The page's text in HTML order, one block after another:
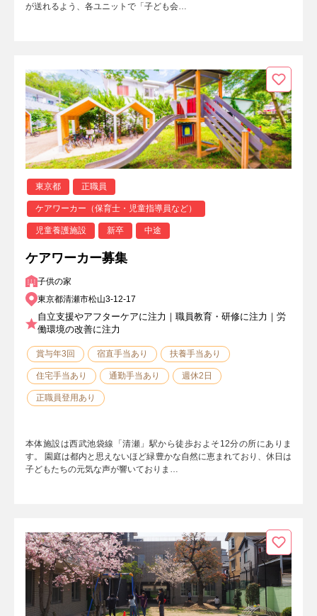
が送れるよう、各ユニットで「子ども会…
東京都 正職員
ケアワーカー（保育士・児童指導員など）
児童養護施設 新卒 中途
ケアワーカー募集
子供の家
東京都清瀬市松山3-12-17
自立支援やアフターケアに注力｜職員教育・研修に注力｜労
働環境の改善に注力
賞与年3回 宿直手当あり 扶養手当あり
住宅手当あり 通勤手当あり 週休2日
正職員登用あり
本体施設は西武池袋線「清瀬」駅から徒歩およそ12分の所にありま
す。 園庭は都内と思えないほど緑豊かな自然に恵まれており、休日は
子どもたちの元気な声が響いておりま…